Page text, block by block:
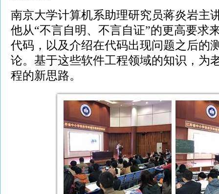
南京大学计算机系助理研究员蒋炎岩主
他从“不言自明、不言自证”的更高要求
代码，以及介绍在代码出现问题之后的
论。基于这些软件工程领域的知识，为
程的新思路。